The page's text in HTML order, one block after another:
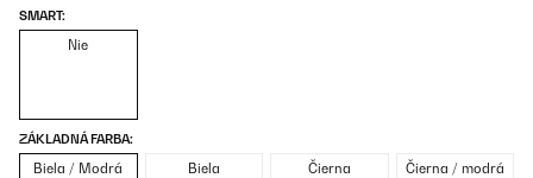
SMART:
Nie
ZÁKLADNÁ FARBA:
Biela / Modrá Biela Čierna Čierna / modrá